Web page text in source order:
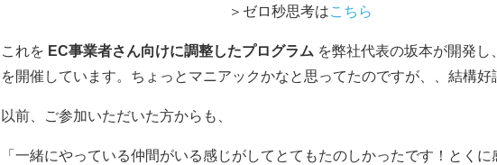
＞ゼロ秒思考はこちら
これを EC事業者さん向けに調整したプログラム を弊社代表の坂本が開発し
を開催しています。ちょっとマニアックかなと思ってたのですが、、結構好
以前、ご参加いただいた方からも、
「一緒にやっている仲間がいる感じがしてとてもたのしかったです！とくに